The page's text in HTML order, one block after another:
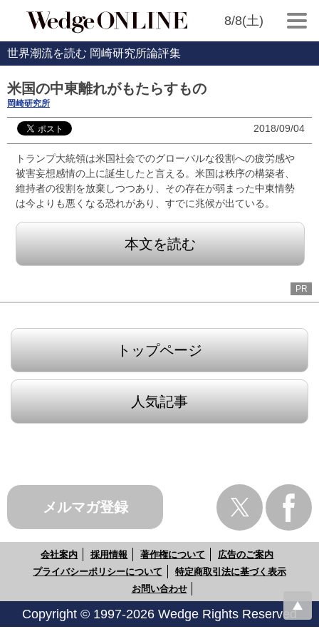
8/8(土)
世界潮流を読む 岡崎研究所論評集
米国の中東離れがもたらすもの
岡崎研究所
2018/09/04
トランプ大統領は米国社会でのグローバルな役割への疲労感や
被害妄想感情の上に誕生したと言える。米国は秩序の構築者、
維持者の役割を放棄しつつあり、その存在が弱まった中東情勢
は今よりも悪くなる恐れがあり、すでに兆候が出ている。
本文を読む
PR
トップページ
人気記事
メルマガ登録
会社案内 採用情報 著作権について
広告のご案内
プライバシーポリシーについて
特定商取引法に基づく表示
お問い合わせ
Copyright © 1997-2026 Wedge Rights Reserved